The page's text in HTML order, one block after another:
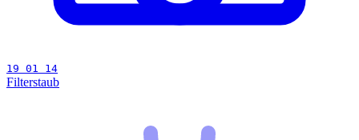
19 01 14
Filterstaub